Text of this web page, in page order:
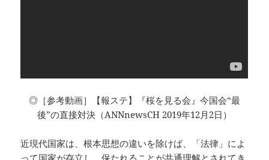
◎［参考動画］【報ステ】『桜を見る会』今国会“最
後”の直接対決（ANNnewsCH 2019年12月2日）
近現代国家は、根本思想の違いを除けば、「法律」によ
って国家が存立し、保たれることが共通理解とされてき